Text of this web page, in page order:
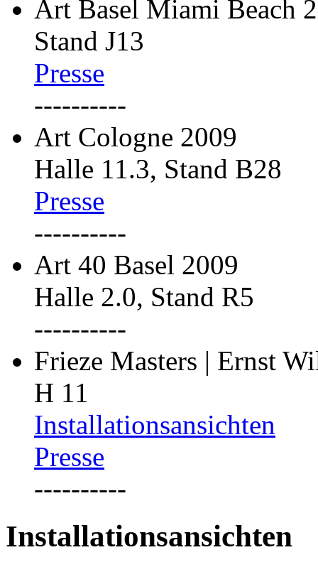
Art Basel Miami Beach
Stand J13
Presse
----------
Art Cologne 2009
Halle 11.3, Stand B28
Presse
----------
Art 40 Basel 2009
Halle 2.0, Stand R5
----------
Frieze Masters | Ernst
H 11
Installationsansichten
Presse
----------
Installationsansichten